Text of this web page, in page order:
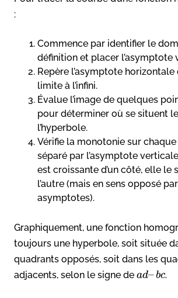
:
Commence par identifier le
définition et placer l’asymptote
Repère l’asymptote
limite à l’infini.
Évalue l’image de quelques
pour déterminer où se situent
l’hyperbole.
Vérifie la monotonie sur
séparé par l’asymptote
est croissante d’un côté, elle le
l’autre (mais en sens opposé
asymptotes).
Graphiquement, une fonction
toujours une hyperbole, soit située
quadrants opposés, soit dans les
adjacents, selon le signe de ad–bc.